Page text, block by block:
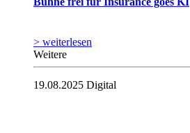
> weiterlesen
Weitere
19.08.2025 Digital